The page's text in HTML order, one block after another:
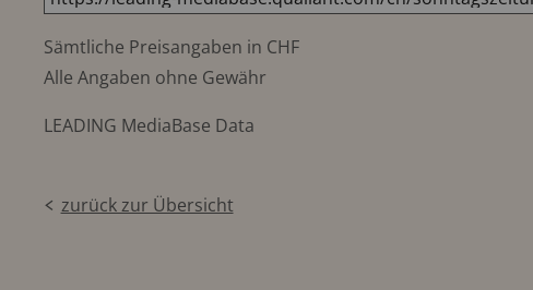
Sämtliche Preisangaben in CHF
Alle Angaben ohne Gewähr
LEADING MediaBase Data
zurück zur Übersicht